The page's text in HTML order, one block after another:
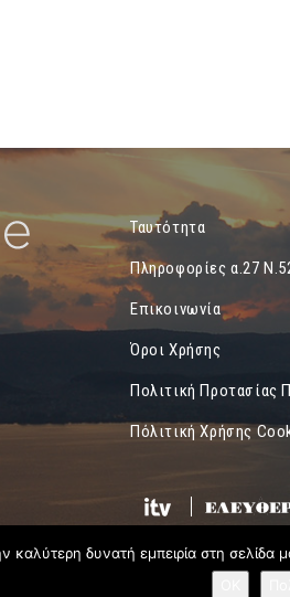
Ταυτότητα
Πληροφορίες α.27
Επικοινωνία
Όροι Χρήσης
Πολιτική
Πόλιτική Χρήσης
δυνατή εμπειρία στη σελίδα